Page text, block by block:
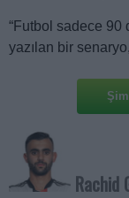
“Futbol sadece 90
yazılan bir
Rachid